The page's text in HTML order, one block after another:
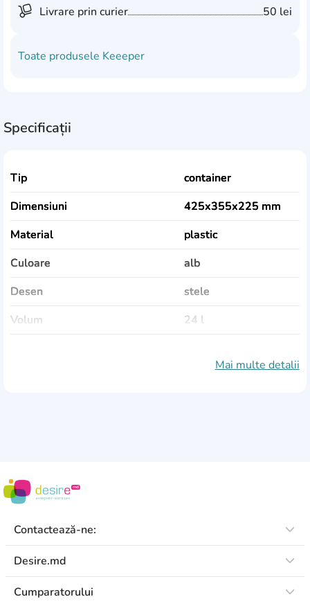
Livrare prin curier 50 lei
Toate produsele Keeeper
Specificații
Tip
container
Dimensiuni
425x355x225 mm
Material
plastic
Culoare
alb
Desen
stele
Volum
24 l
Mai multe detalii
Contactează-ne:
Desire.md
Cumparatorului